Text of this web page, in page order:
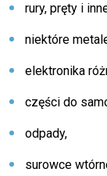
rury, pręty i
niektóre
elektronika
części do
odpady,
surowce